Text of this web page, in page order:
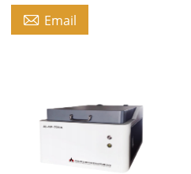
 Email